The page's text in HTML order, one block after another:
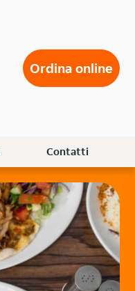
Ordina online
Contatti